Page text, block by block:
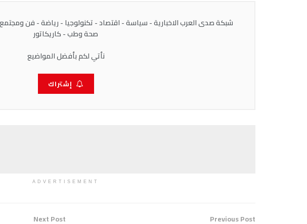
شبكة صدى العرب الاخبارية - سياسة - اقتصاد - تكنولوجيا - رياضة - فن ومجتمع -
صحة وطب - كاريكاتور
نأتي لكم بأفضل المواضيع
إشتراك
ADVERTISEMENT
Previous Post
Next Post